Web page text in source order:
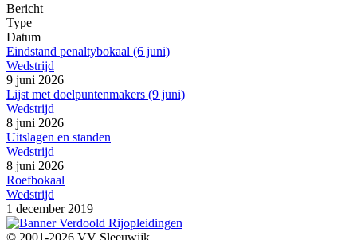
Bericht
Type
Datum
Eindstand penaltybokaal (6 juni)
Wedstrijd
9 juni 2026
Lijst met doelpuntenmakers (9 juni)
Wedstrijd
8 juni 2026
Uitslagen en standen
Wedstrijd
8 juni 2026
Roefbokaal
Wedstrijd
1 december 2019
© 2001-2026 VV Sleeuwijk